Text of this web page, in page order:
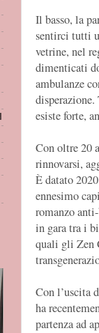
Il basso, la
sentirci tutti
vetrine, nel
dimenticati
ambulanze
disperazione.
esiste forte,
Con oltre 20
rinnovarsi,
È datato
ennesimo
romanzo
in gara tra i
quali gli Zen
Con l’uscita
ha
partenza ad